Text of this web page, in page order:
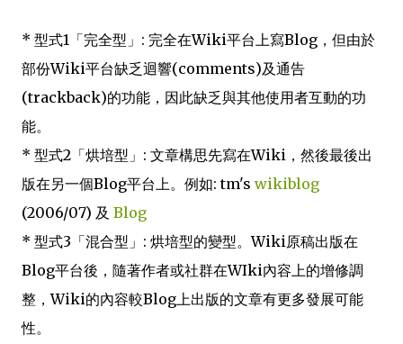
* 型式1「完全型」: 完全在Wiki平台上寫Blog，但由於
部份Wiki平台缺乏迴響(comments)及通告
(trackback)的功能，因此缺乏與其他使用者互動的功
能。
* 型式2「烘培型」: 文章構思先寫在Wiki，然後最後出
版在另一個Blog平台上。例如: tm's wikiblog
(2006/07) 及 Blog
* 型式3「混合型」: 烘培型的變型。Wiki原稿出版在
Blog平台後，隨著作者或社群在WIki內容上的增修調
整，Wiki的內容較Blog上出版的文章有更多發展可能
性。